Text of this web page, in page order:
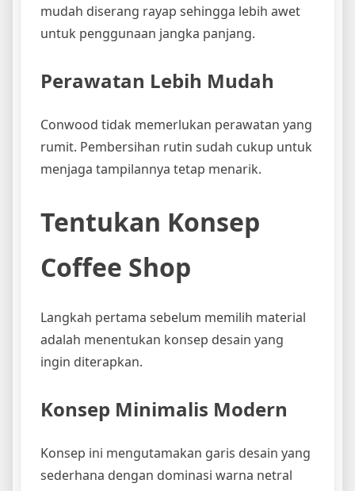
mudah diserang rayap sehingga lebih awet
untuk penggunaan jangka panjang.
Perawatan Lebih Mudah
Conwood tidak memerlukan perawatan yang
rumit. Pembersihan rutin sudah cukup untuk
menjaga tampilannya tetap menarik.
Tentukan Konsep
Coffee Shop
Langkah pertama sebelum memilih material
adalah menentukan konsep desain yang
ingin diterapkan.
Konsep Minimalis Modern
Konsep ini mengutamakan garis desain yang
sederhana dengan dominasi warna netral